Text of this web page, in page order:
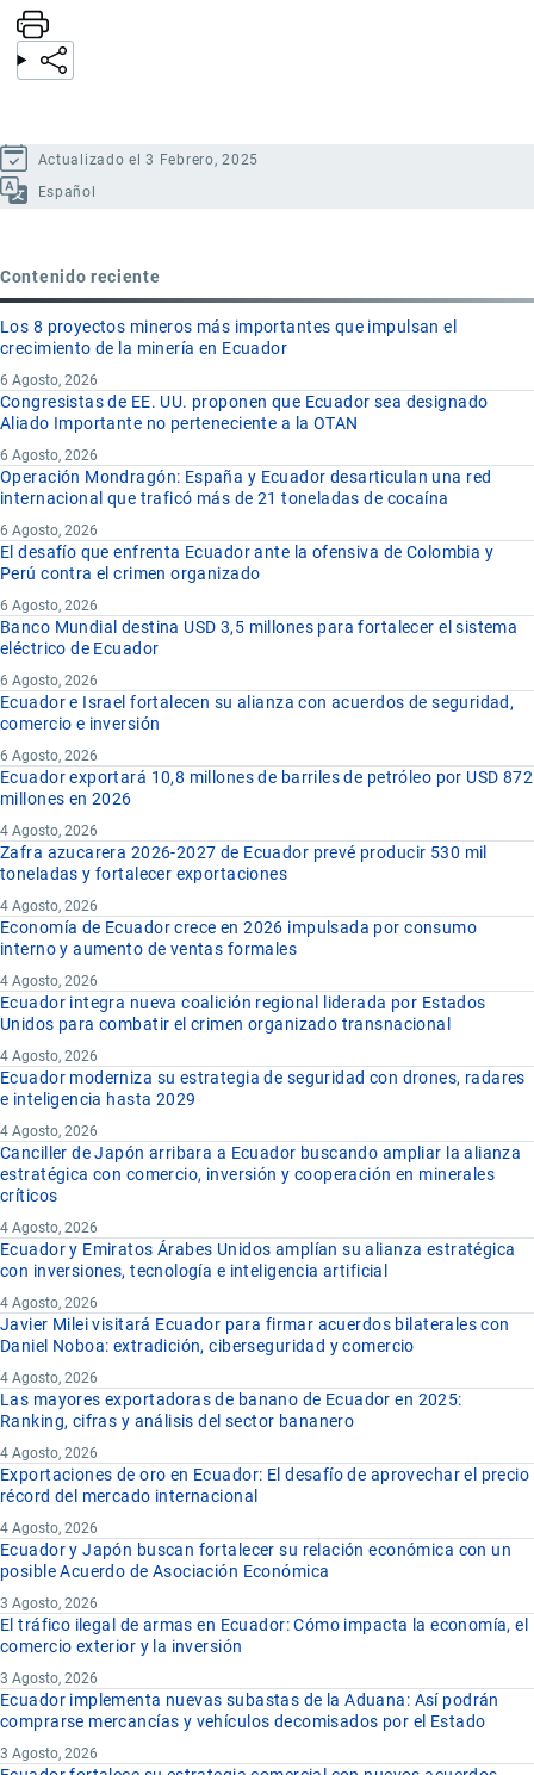
Actualizado el 3 Febrero, 2025
Español
Contenido reciente
Los 8 proyectos mineros más importantes que impulsan el
crecimiento de la minería en Ecuador
6 Agosto, 2026
Congresistas de EE. UU. proponen que Ecuador sea designado
Aliado Importante no perteneciente a la OTAN
6 Agosto, 2026
Operación Mondragón: España y Ecuador desarticulan una red
internacional que traficó más de 21 toneladas de cocaína
6 Agosto, 2026
El desafío que enfrenta Ecuador ante la ofensiva de Colombia y
Perú contra el crimen organizado
6 Agosto, 2026
Banco Mundial destina USD 3,5 millones para fortalecer el sistema
eléctrico de Ecuador
6 Agosto, 2026
Ecuador e Israel fortalecen su alianza con acuerdos de seguridad,
comercio e inversión
6 Agosto, 2026
Ecuador exportará 10,8 millones de barriles de petróleo por USD 872
millones en 2026
4 Agosto, 2026
Zafra azucarera 2026-2027 de Ecuador prevé producir 530 mil
toneladas y fortalecer exportaciones
4 Agosto, 2026
Economía de Ecuador crece en 2026 impulsada por consumo
interno y aumento de ventas formales
4 Agosto, 2026
Ecuador integra nueva coalición regional liderada por Estados
Unidos para combatir el crimen organizado transnacional
4 Agosto, 2026
Ecuador moderniza su estrategia de seguridad con drones, radares
e inteligencia hasta 2029
4 Agosto, 2026
Canciller de Japón arribara a Ecuador buscando ampliar la alianza
estratégica con comercio, inversión y cooperación en minerales
críticos
4 Agosto, 2026
Ecuador y Emiratos Árabes Unidos amplían su alianza estratégica
con inversiones, tecnología e inteligencia artificial
4 Agosto, 2026
Javier Milei visitará Ecuador para firmar acuerdos bilaterales con
Daniel Noboa: extradición, ciberseguridad y comercio
4 Agosto, 2026
Las mayores exportadoras de banano de Ecuador en 2025:
Ranking, cifras y análisis del sector bananero
4 Agosto, 2026
Exportaciones de oro en Ecuador: El desafío de aprovechar el precio
récord del mercado internacional
4 Agosto, 2026
Ecuador y Japón buscan fortalecer su relación económica con un
posible Acuerdo de Asociación Económica
3 Agosto, 2026
El tráfico ilegal de armas en Ecuador: Cómo impacta la economía, el
comercio exterior y la inversión
3 Agosto, 2026
Ecuador implementa nuevas subastas de la Aduana: Así podrán
comprarse mercancías y vehículos decomisados por el Estado
3 Agosto, 2026